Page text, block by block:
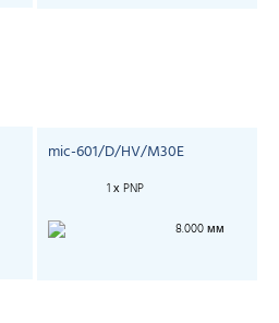
mic-601/D/HV/M30E
1 х PNP
8.000 мм